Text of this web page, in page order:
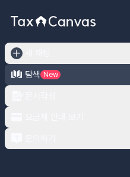
탐색
New